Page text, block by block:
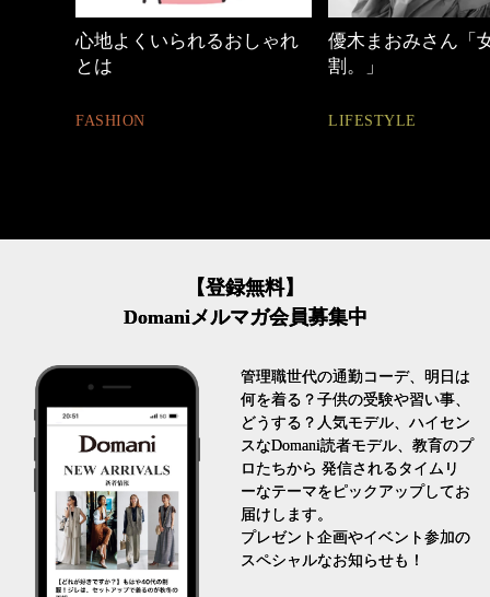
心地よくいられるおしゃれ
とは
FASHION
優木まおみさん「
割。」
LIFESTYLE
【登録無料】
Domaniメルマガ会員募集中
管理職世代の通勤コーデ、明日は
何を着る？子供の受験や習い事、
どうする？人気モデル、ハイセン
スなDomani読者モデル、教育のプ
ロたちから 発信されるタイムリ
ーなテーマをピックアップしてお
届けします。
プレゼント企画やイベント参加の
スペシャルなお知らせも！